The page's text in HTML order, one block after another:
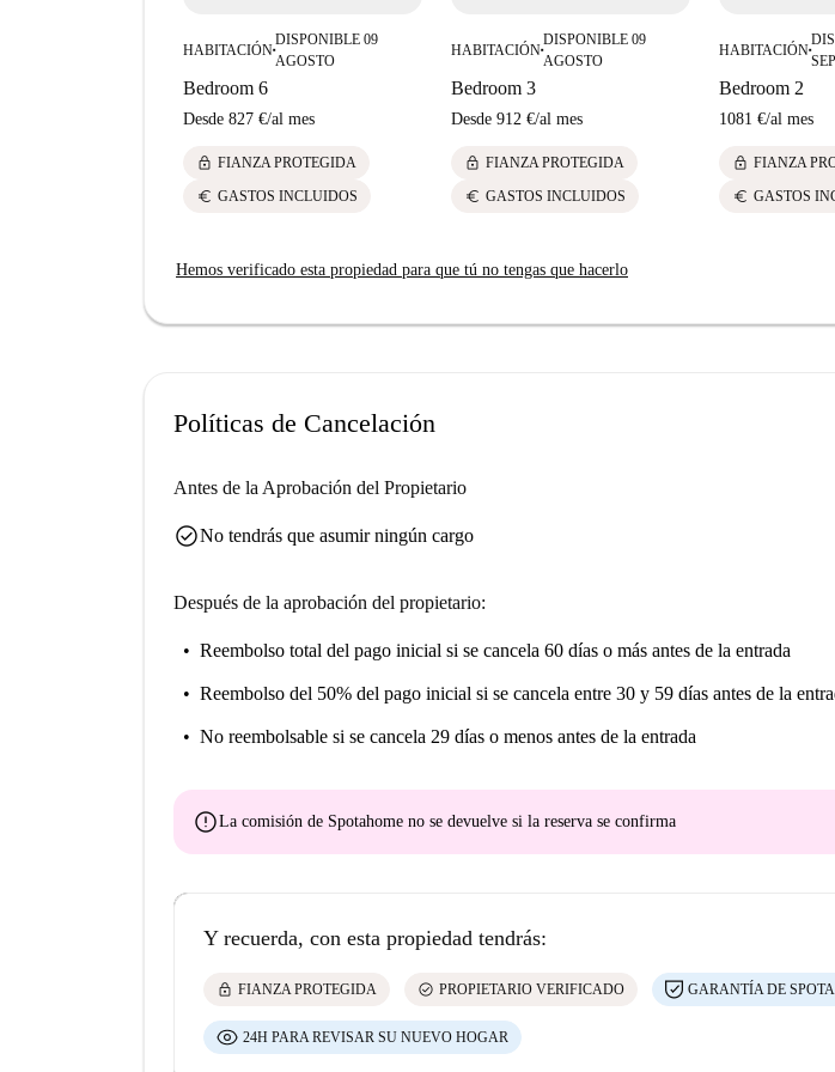
HABITACIÓN■
DISPONIBLE 09
AGOSTO
Bedroom 6
Desde 827 €/al mes
lock FIANZA PROTEGIDA
euro GASTOS INCLUIDOS
HABITACIÓN■
DISPONIBLE 09
AGOSTO
Bedroom 3
Desde 912 €/al mes
lock FIANZA PROTEGIDA
euro GASTOS INCLUIDOS
HABITACIÓN■
Bedroom 2
1081 €/al mes
lock FIANZA
euro GASTOS
Hemos verificado esta propiedad para que tú no tengas que hacerlo
Políticas de Cancelación
Antes de la Aprobación del Propietario
check_circleNo tendrás que asumir ningún cargo
Después de la aprobación del propietario:
Reembolso total del pago inicial si se cancela 60 días o más antes de la entrada
Reembolso del 50% del pago inicial si se cancela entre 30 y 59 días antes de la
No reembolsable si se cancela 29 días o menos antes de la entrada
errorLa comisión de Spotahome no se devuelve si la reserva se confirma
Y recuerda, con esta propiedad tendrás:
lock FIANZA PROTEGIDA check_circle PROPIETARIO VERIFICADO GARANTÍA DE
24H PARA REVISAR SU NUEVO HOGAR